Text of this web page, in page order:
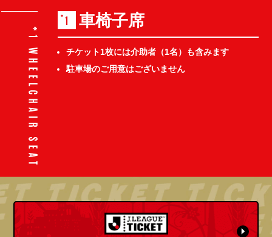
1 車椅子席
チケット1枚には介助者（1名）も含みます
駐車場のご用意はございません